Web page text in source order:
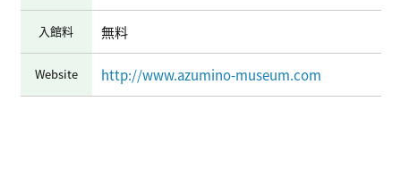
入館料 無料
Website http://www.azumino-museum.com